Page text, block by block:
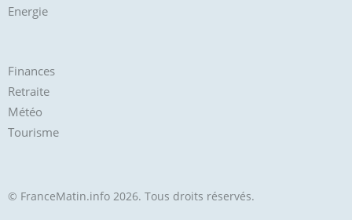
Energie
Finances
Retraite
Météo
Tourisme
© FranceMatin.info 2026. Tous droits réservés.